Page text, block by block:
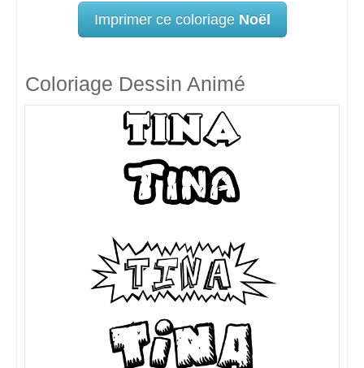
Imprimer ce coloriage Noël
Coloriage Dessin Animé